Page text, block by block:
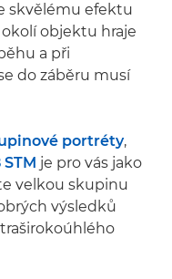
skvělému efektu
objektu hraje
a při
do záběru musí
portréty,
je pro vás jako
velkou skupinu
výsledků